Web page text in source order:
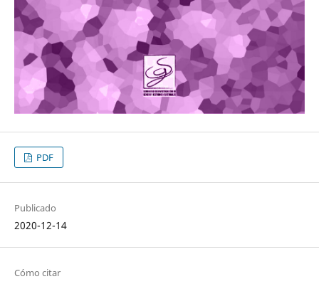
PDF
Publicado
2020-12-14
Cómo citar